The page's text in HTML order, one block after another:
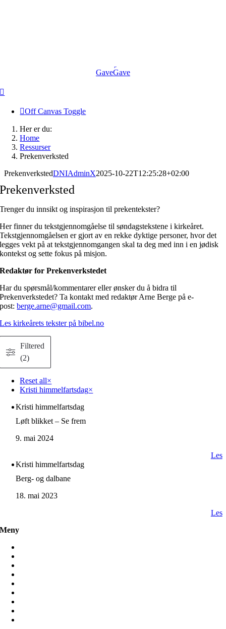
GaveGave
Off Canvas Toggle
Her er du:
Home
Ressurser
Prekenverksted
PrekenverkstedDNIAdminX2025-10-22T12:25:28+02:00
Prekenverksted
Trenger du innsikt og inspirasjon til prekentekster?
Her finner du tekstgjennomgåelse til søndagstekstene i kirkeåret.
Tekstgjennomgåelsen er gjort av en rekke dyktige personer, hvor det
legges vekt på at tekstgjennomgangen skal ta deg med inn i en jødisk
kontekst og sette fokus på misjon.
Redaktør for Prekenverkstedet
Har du spørsmål/kommentarer eller ønsker du å bidra til
Prekenverkstedet? Ta kontakt med redaktør Arne Berge på e-
post:berge.arne@gmail.com.
Les kirkeårets tekster på bibel.no
Filtered
(2)
Reset all×
Kristi himmelfartsdag×
Kristi himmelfartsdag
Løft blikket – Se frem
9. mai 2024
Les
Kristi himmelfartsdag
Berg- og dalbane
18. mai 2023
Les
Meny